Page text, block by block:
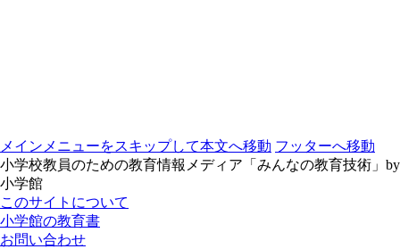
メインメニューをスキップして本文へ移動 フッターへ移動
小学校教員のための教育情報メディア「みんなの教育技術」by
小学館
このサイトについて
小学館の教育書
お問い合わせ